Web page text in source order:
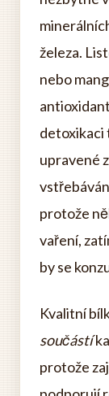
železa.
nebo
detoxikaci
upravené
protože
vaření,
by se
Kvalitní
součástí
protože